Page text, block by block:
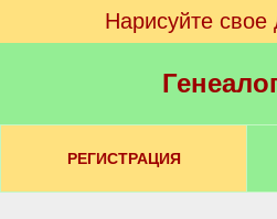
Нарисуйте
РЕГИСТРАЦИЯ